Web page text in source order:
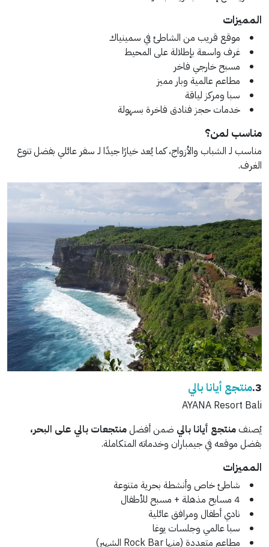
المميزات
موقع قريب من الشاطئ في سمينياك
غرف واسعة بإطلالة على المحيط
مسبح خارجي فاخر
مطاعم عالمية وبار مميز
سبا ومركز لياقة
خدمات حجز فنادق فاخرة بسهولة
مناسب لمن؟
مناسب لـ الشباب والأزواج، كما يُعد خيارًا جيدًا لـ سفر عائلي بفضل تنوع
الغرف.
3.منتجع أيانا بالي
AYANA Resort Bali
يُصنفمنتجع أيانا بالي ضمن أفضلمنتجعات بالي على البحر،
بفضل موقعه في جيمباران وخدماته المتكاملة.
المميزات
شاطئ خاص وأنشطة بحرية متنوعة
نادي أطفال ومرافق عائلية
سبا عالمي وجلسات يوغا
مطاعم متعددة (منها Rock Bar الشهير)